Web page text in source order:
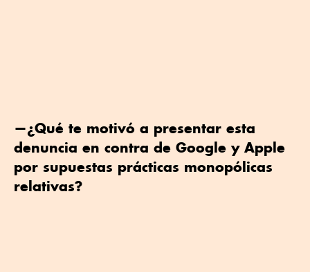
—¿Qué te motivó a presentar esta
denuncia en contra de Google y Apple
por supuestas prácticas monopólicas
relativas?